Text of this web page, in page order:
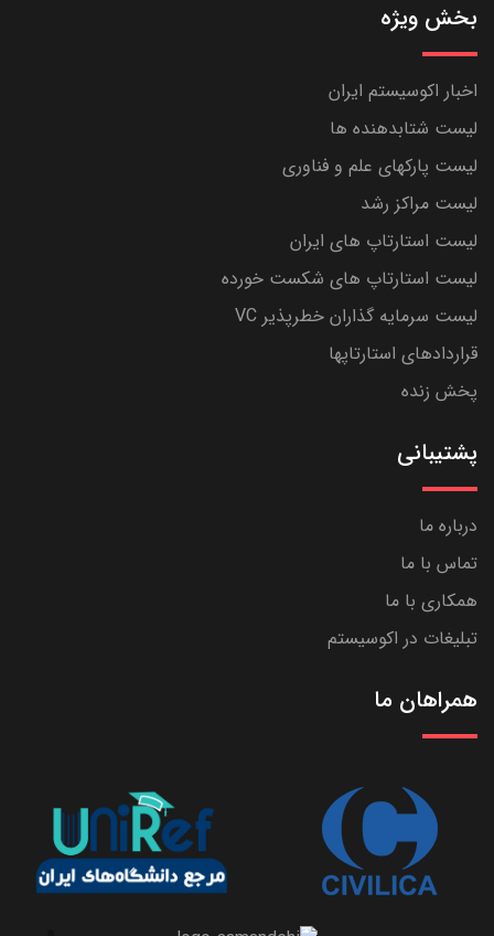
بخش ویژه
اخبار اکوسیستم ایران
لیست شتابدهنده ها
لیست پارکهای علم و فناوری
لیست مراکز رشد
لیست استارتاپ های ایران
لیست استارتاپ های شکست خورده
لیست سرمایه گذاران خطرپذیر VC
قراردادهای استارتاپها
پخش زنده
پشتیبانی
درباره ما
تماس با ما
همکاری با ما
تبلیغات در اکوسیستم
همراهان ما